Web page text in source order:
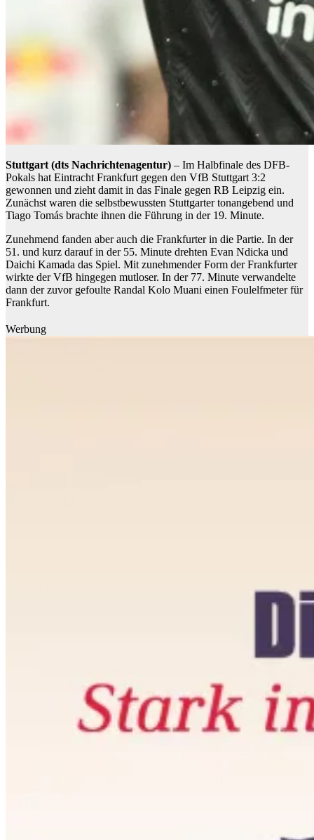
Stuttgart (dts Nachrichtenagentur) – Im Halbfinale des DFB-
Pokals hat Eintracht Frankfurt gegen den VfB Stuttgart 3:2
gewonnen und zieht damit in das Finale gegen RB Leipzig ein.
Zunächst waren die selbstbewussten Stuttgarter tonangebend und
Tiago Tomás brachte ihnen die Führung in der 19. Minute.
Zunehmend fanden aber auch die Frankfurter in die Partie. In der
51. und kurz darauf in der 55. Minute drehten Evan Ndicka und
Daichi Kamada das Spiel. Mit zunehmender Form der Frankfurter
wirkte der VfB hingegen mutloser. In der 77. Minute verwandelte
dann der zuvor gefoulte Randal Kolo Muani einen Foulelfmeter für
Frankfurt.
Werbung